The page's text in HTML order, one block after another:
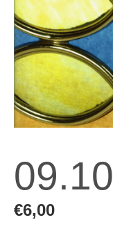
09.10
€6,00